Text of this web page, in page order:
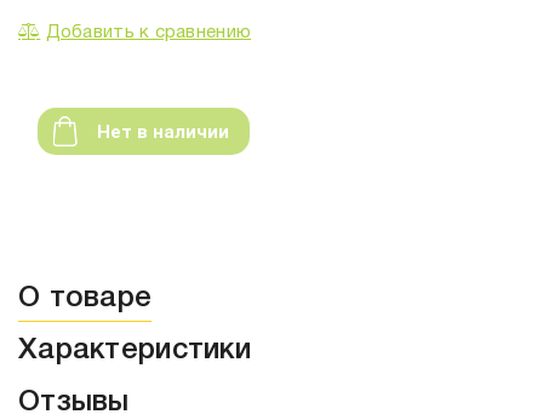
Добавить к сравнению
Нет в наличии
О товаре
Характеристики
Отзывы